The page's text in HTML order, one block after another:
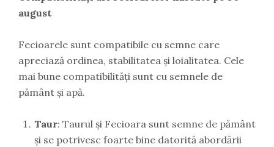
august
Fecioarele sunt compatibile cu semne care
apreciază ordinea, stabilitatea și loialitatea. Cele
mai bune compatibilități sunt cu semnele de
pământ și apă.
Taur: Taurul și Fecioara sunt semne de pământ
și se potrivesc foarte bine datorită abordării